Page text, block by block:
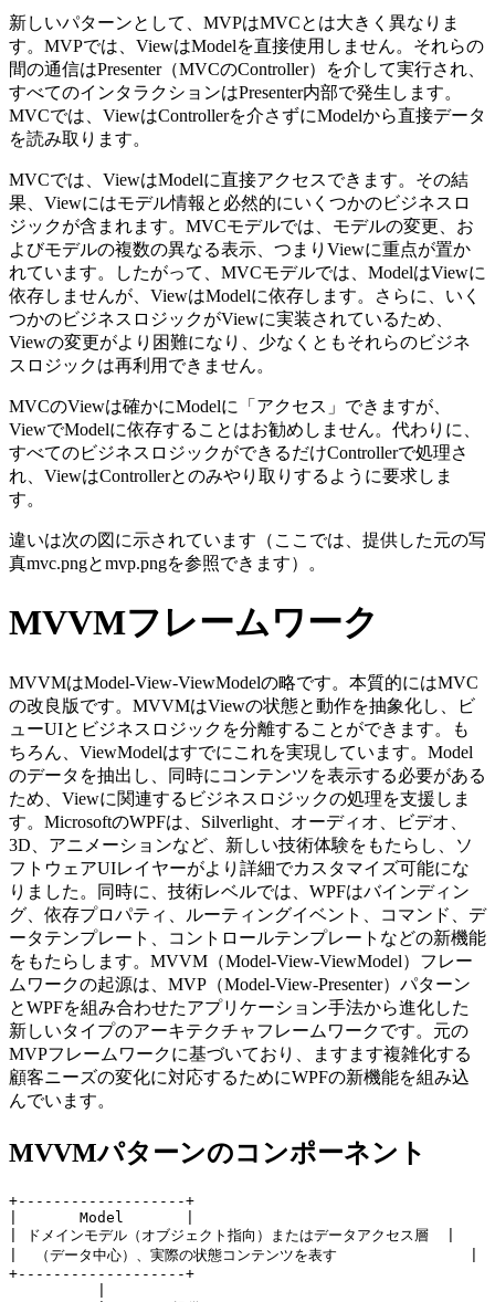
新しいパターンとして、MVPはMVCとは大きく異なりま
す。MVPでは、ViewはModelを直接使用しません。それらの
間の通信はPresenter（MVCのController）を介して実行され、
すべてのインタラクションはPresenter内部で発生します。
MVCでは、ViewはControllerを介さずにModelから直接データ
を読み取ります。
MVCでは、ViewはModelに直接アクセスできます。その結
果、Viewにはモデル情報と必然的にいくつかのビジネスロ
ジックが含まれます。MVCモデルでは、モデルの変更、お
よびモデルの複数の異なる表示、つまりViewに重点が置か
れています。したがって、MVCモデルでは、ModelはViewに
依存しませんが、ViewはModelに依存します。さらに、いく
つかのビジネスロジックがViewに実装されているため、
Viewの変更がより困難になり、少なくともそれらのビジネ
スロジックは再利用できません。
MVCのViewは確かにModelに「アクセス」できますが、
ViewでModelに依存することはお勧めしません。代わりに、
すべてのビジネスロジックができるだけControllerで処理さ
れ、ViewはControllerとのみやり取りするように要求しま
す。
違いは次の図に示されています（ここでは、提供した元の写
真mvc.pngとmvp.pngを参照できます）。
MVVMフレームワーク
MVVMはModel-View-ViewModelの略です。本質的にはMVC
の改良版です。MVVMはViewの状態と動作を抽象化し、ビ
ューUIとビジネスロジックを分離することができます。も
ちろん、ViewModelはすでにこれを実現しています。Model
のデータを抽出し、同時にコンテンツを表示する必要がある
ため、Viewに関連するビジネスロジックの処理を支援しま
す。MicrosoftのWPFは、Silverlight、オーディオ、ビデオ、
3D、アニメーションなど、新しい技術体験をもたらし、ソ
フトウェアUIレイヤーがより詳細でカスタマイズ可能にな
りました。同時に、技術レベルでは、WPFはバインディン
グ、依存プロパティ、ルーティングイベント、コマンド、デ
ータテンプレート、コントロールテンプレートなどの新機能
をもたらします。MVVM（Model-View-ViewModel）フレー
ムワークの起源は、MVP（Model-View-Presenter）パターン
とWPFを組み合わせたアプリケーション手法から進化した
新しいタイプのアーキテクチャフレームワークです。元の
MVPフレームワークに基づいており、ますます複雑化する
顧客ニーズの変化に対応するためにWPFの新機能を組み込
んでいます。
MVVMパターンのコンポーネント
+-------------------+
|       Model       |
| ドメインモデル（オブジェクト指向）またはデータアクセス層  |
|  （データ中心）、実際の状態コンテンツを表す               |
+-------------------+